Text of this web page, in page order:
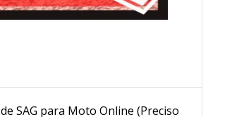
SAG para Moto Online (Preciso